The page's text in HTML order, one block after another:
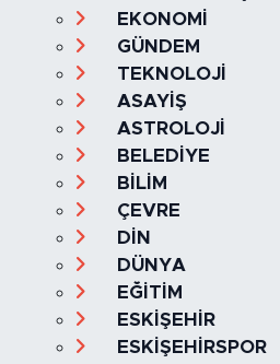
EKONOMİ
GÜNDEM
TEKNOLOJİ
ASAYİŞ
ASTROLOJİ
BELEDİYE
BİLİM
ÇEVRE
DİN
DÜNYA
EĞİTİM
ESKİŞEHİR
ESKİŞEHİRSPOR